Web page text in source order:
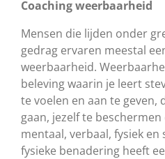
Coaching weerbaarheid
Mensen die lijden onder
gedrag ervaren meestal
weerbaarheid.
beleving waarin je leert
te voelen en aan te geven,
gaan, jezelf te
mentaal, verbaal, fysiek
fysieke benadering heeft